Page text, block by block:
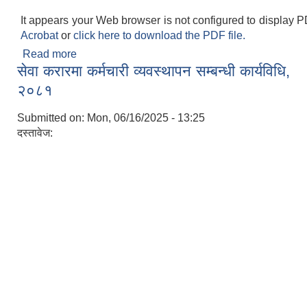
It appears your Web browser is not configured to display
Acrobator click here to download the PDF file.
Read more
कार्यविधि २०८१
सेवा करारमा कर्मचारी व्यवस्थापन सम्बन्धी कार्यविधि,
२०८१
Submitted on: Mon, 06/16/2025 - 13:25
दस्तावेज: